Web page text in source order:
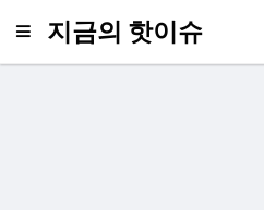
지금의 핫이슈